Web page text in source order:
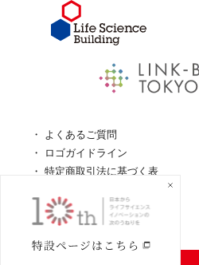
よくあるご質問
ロゴガイドライン
特定商取引法に基づく表
個人情報の取扱について